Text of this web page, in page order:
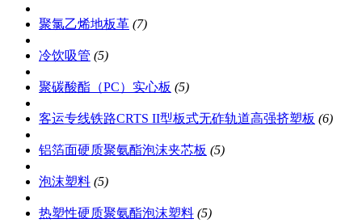
聚氯乙烯地板革 (7)
冷饮吸管 (5)
聚碳酸酯（PC）实心板 (5)
客运专线铁路CRTS II型板式无砟轨道高强挤塑板 (6)
铝箔面硬质聚氨酯泡沫夹芯板 (5)
泡沫塑料 (5)
热塑性硬质聚氨酯泡沫塑料 (5)